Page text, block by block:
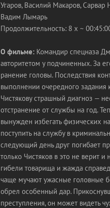
Угаров, Василий Макаров, Сарвар
Вадим Лымарь
Продолжительность: 8 х ~
О фильме: Командир спецназа
авторитетом у подчиненных. За
ранение головы. Последствия
выполнении очередного задания
Чистякову страшный диагноз —
отстранение от службы на год.
вынужден избегать физических
поступить на службу в
следующий день друг погибает
только Чистяков в это не верит
гибели товарища и жажда
чаще мучают ужасные головные
обрел особенный дар.
преступления, он может видеть